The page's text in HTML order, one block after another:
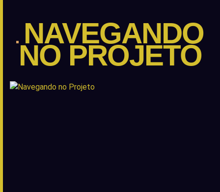
NAVEGANDO
NO PROJETO